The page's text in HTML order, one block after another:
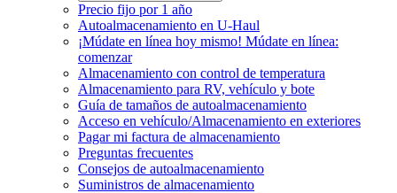
Precio fijo por 1 año
Autoalmacenamiento en U-Haul
¡Múdate en línea hoy mismo! Múdate en línea:
comenzar
Almacenamiento con control de temperatura
Almacenamiento para RV, vehículo y bote
Guía de tamaños de autoalmacenamiento
Acceso en vehículo/Almacenamiento en exteriores
Pagar mi factura de almacenamiento
Preguntas frecuentes
Consejos de autoalmacenamiento
Suministros de almacenamiento